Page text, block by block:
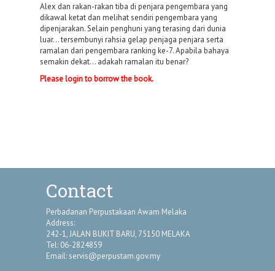
Alex dan rakan-rakan tiba di penjara pengembara yang
dikawal ketat dan melihat sendiri pengembara yang
dipenjarakan. Selain penghuni yang terasing dari dunia
luar... tersembunyi rahsia gelap penjaga penjara serta
ramalan dari pengembara ranking ke-7. Apabila bahaya
semakin dekat... adakah ramalan itu benar?
Please login to borrow the book.
Contact
Perbadanan Perpustakaan Awam Melaka
Address:
242-1, JALAN BUKIT BARU, 75150 MELAKA
Tel: 06-2824859
Email: servis@perpustam.gov.my